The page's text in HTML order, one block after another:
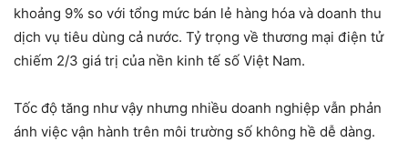
khoảng 9% so với tổng mức bán lẻ hàng hóa và doanh thu
dịch vụ tiêu dùng cả nước. Tỷ trọng về thương mại điện tử
chiếm 2/3 giá trị của nền kinh tế số Việt Nam.
Tốc độ tăng như vậy nhưng nhiều doanh nghiệp vẫn phản
ánh việc vận hành trên môi trường số không hề dễ dàng.